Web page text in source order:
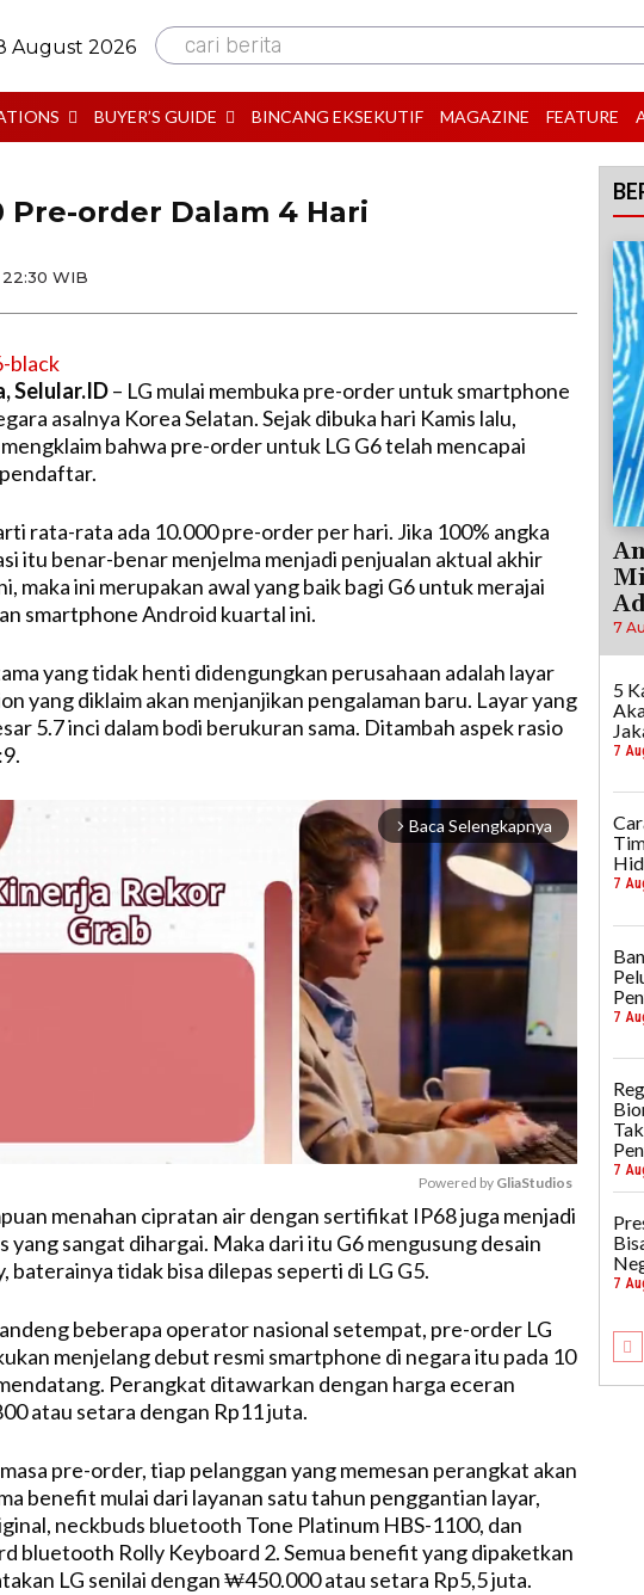
August 2026 cari berita
BUYER’S GUIDE BINCANG EKSEKUTIF MAGAZINE FEATURE
Pre-order Dalam 4 Hari
22:30 WIB
Selular.ID– LG mulai membuka pre-order untuk smartphone
asalnya Korea Selatan. Sejak dibuka hari Kamis lalu,
bahwa pre-order untuk LG G6 telah mencapai
rata-rata ada 10.000 pre-order per hari. Jika 100% angka
itu benar-benar menjelma menjadi penjualan aktual akhir
maka ini merupakan awal yang baik bagi G6 untuk merajai
smartphone Android kuartal ini.
yang tidak henti didengungkan perusahaan adalah layar
yang diklaim akan menjanjikan pengalaman baru. Layar yang
5.7 inci dalam bodi berukuran sama. Ditambah aspek rasio
arrow_forward_ios Baca Selengkapnya
M
e
Powered by GliaStudios
menahan cipratan air dengan sertifikat IP68 juga menjadi
yang sangat dihargai. Maka dari itu G6 mengusung desain
baterainya tidak bisa dilepas seperti di LG G5.
beberapa operator nasional setempat, pre-order LG
menjelang debut resmi smartphone di negara itu pada 10
Perangkat ditawarkan dengan harga eceran
atau setara dengan Rp11 juta.
pre-order, tiap pelanggan yang memesan perangkat akan
benefit mulai dari layanan satu tahun penggantian layar,
neckbuds bluetooth Tone Platinum HBS-1100, dan
bluetooth Rolly Keyboard 2. Semua benefit yang dipaketkan
LG senilai dengan ₩450.000 atau setara Rp5,5 juta.
7
5
7
7
7
7
7